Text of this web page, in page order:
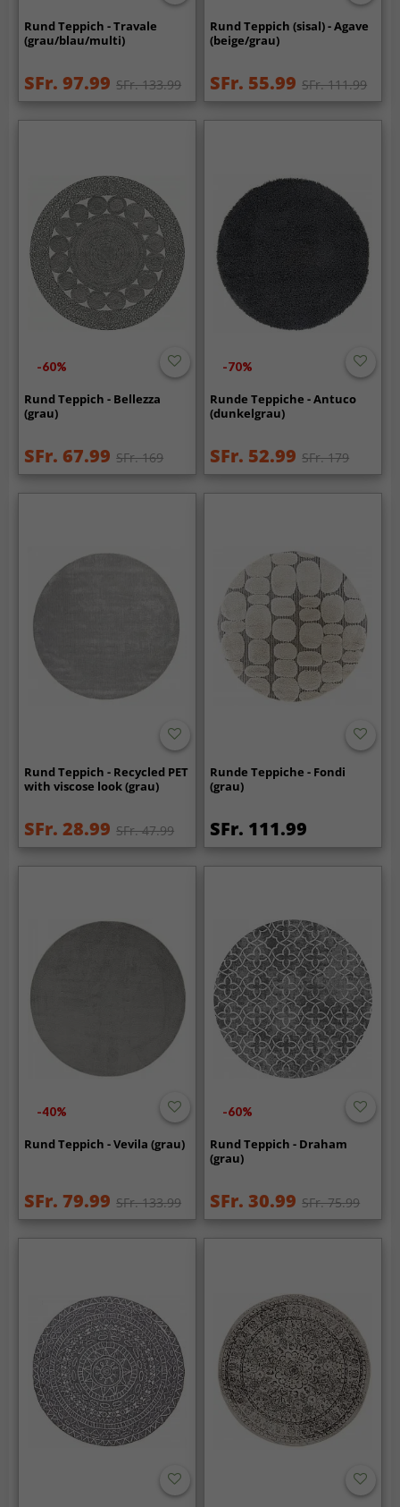
Rund Teppich - Travale
(grau/blau/multi)
SFr. 97.99 SFr. 133.99
Rund Teppich (sisal) - Agave
(beige/grau)
SFr. 55.99 SFr. 111.99
-60%
Rund Teppich - Bellezza
(grau)
SFr. 67.99 SFr. 169
-70%
Runde Teppiche - Antuco
(dunkelgrau)
SFr. 52.99 SFr. 179
Rund Teppich - Recycled PET
with viscose look (grau)
SFr. 28.99 SFr. 47.99
Runde Teppiche - Fondi
(grau)
SFr. 111.99
-40%
Rund Teppich - Vevila (grau)
SFr. 79.99 SFr. 133.99
-60%
Rund Teppich - Draham
(grau)
SFr. 30.99 SFr. 75.99